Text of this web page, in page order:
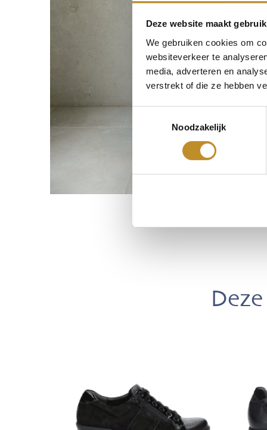
Deze website maakt
We gebruiken cookies om
websiteverkeer te
media, adverteren en
verstrekt of die ze hebben
Noodzakelijk